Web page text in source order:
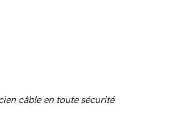
câble en toute sécurité